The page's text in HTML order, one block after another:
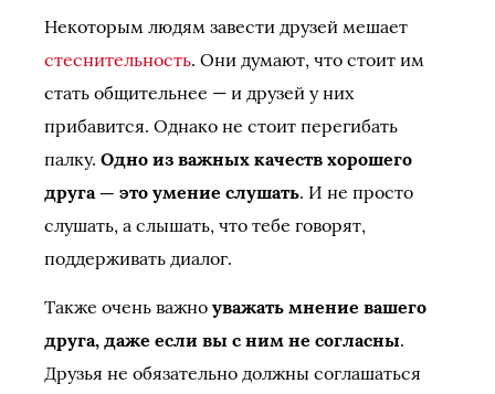
Некоторым людям завести друзей мешает
стеснительность. Они думают, что стоит им
стать общительнее — и друзей у них
прибавится. Однако не стоит перегибать
палку. Одно из важных качеств хорошего
друга — это умение слушать. И не просто
слушать, а слышать, что тебе говорят,
поддерживать диалог.
Также очень важно уважать мнение вашего
друга, даже если вы с ним не согласны.
Друзья не обязательно должны соглашаться